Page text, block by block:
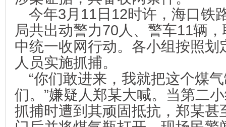
今年3月11日12时许，海口铁
局共出动警力70人、警车11辆
中统一收网行动。各小组按照划
人员实施抓捕。
“你们敢进来，我就把这个煤
们。”嫌疑人郑某大喊。当第二
抓捕时遭到其顽固抵抗，郑某甚